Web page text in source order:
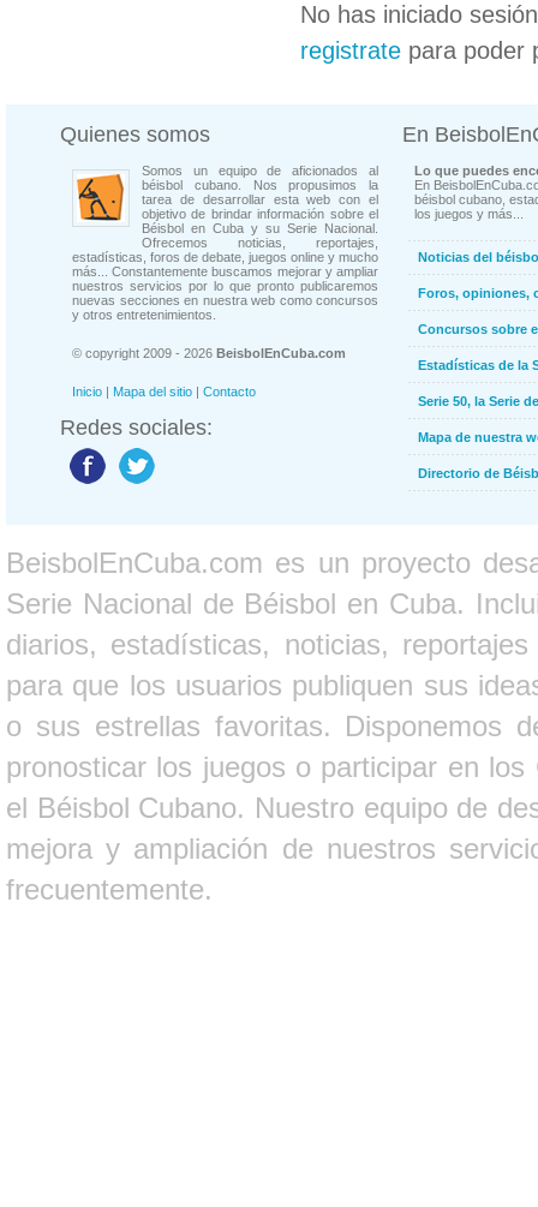
No has iniciado
registrate para poder
Quienes somos
Somos un equipo de aficionados al
béisbol cubano. Nos propusimos la
tarea de desarrollar esta web con el
objetivo de brindar información sobre el
Béisbol en Cuba y su Serie Nacional.
Ofrecemos noticias, reportajes,
estadísticas, foros de debate, juegos online y mucho
más... Constantemente buscamos mejorar y ampliar
nuestros servicios por lo que pronto publicaremos
nuevas secciones en nuestra web como concursos
y otros entretenimientos.
© copyright 2009 - 2026 BeisbolEnCuba.com
Inicio | Mapa del sitio | Contacto
Redes sociales:
En
Lo que puedes
En
béisbol cubano,
los juegos y más...
Noticias del
Foros, opiniones,
Concursos sobre
Estadísticas de la
Serie 50, la Serie
Mapa de nuestra
Directorio de
BeisbolEnCuba.com es un proyecto
Serie Nacional de Béisbol en Cuba.
diarios, estadísticas, noticias,
para que los usuarios publiquen sus
o sus estrellas favoritas. Disponemos
pronosticar los juegos o participar en
el Béisbol Cubano. Nuestro equipo de
mejora y ampliación de nuestros
frecuentemente.